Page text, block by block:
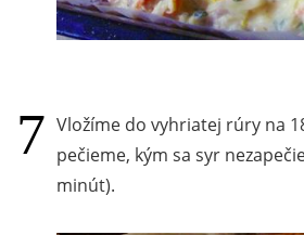
Vložíme do vyhriatej rúry na
pečieme, kým sa syr
minút).